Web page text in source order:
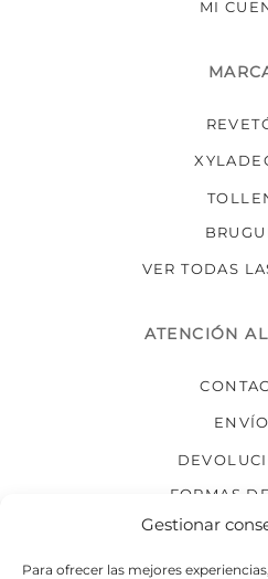
Gestionar
Para ofrecer las mejores
MI
VER TODAS
ATENCIÓN
FORMAS